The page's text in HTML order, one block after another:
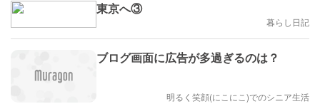
東京へ③
暮らし日記
ブログ画面に広告が多過ぎるのは？
明るく笑顔(にこにこ)でのシニア生活